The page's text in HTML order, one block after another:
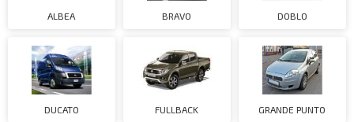
ALBEA BRAVO DOBLO
DUCATO FULLBACK GRANDE PUNTO